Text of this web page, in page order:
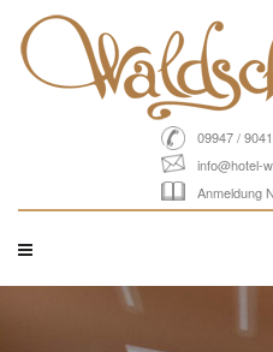
09947 /
info@hotel-
Anmeldung